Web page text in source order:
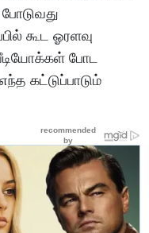
கூட ஓரளவு
போட
கட்டுப்பாடும்